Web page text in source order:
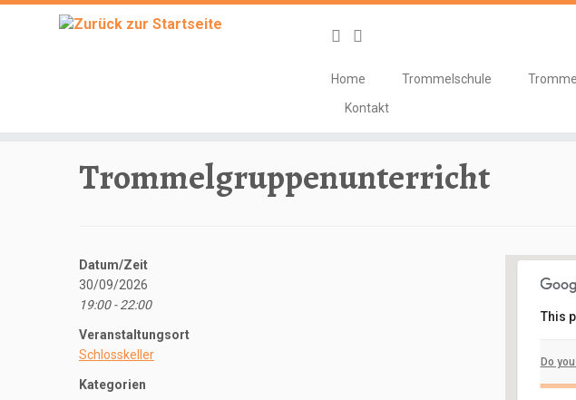
Home Trommelschule
Kontakt
Trommelgruppenunterricht
This
Do
Datum/Zeit
30/09/2026
19:00 - 22:00
Veranstaltungsort
Schlosskeller
Kategorien